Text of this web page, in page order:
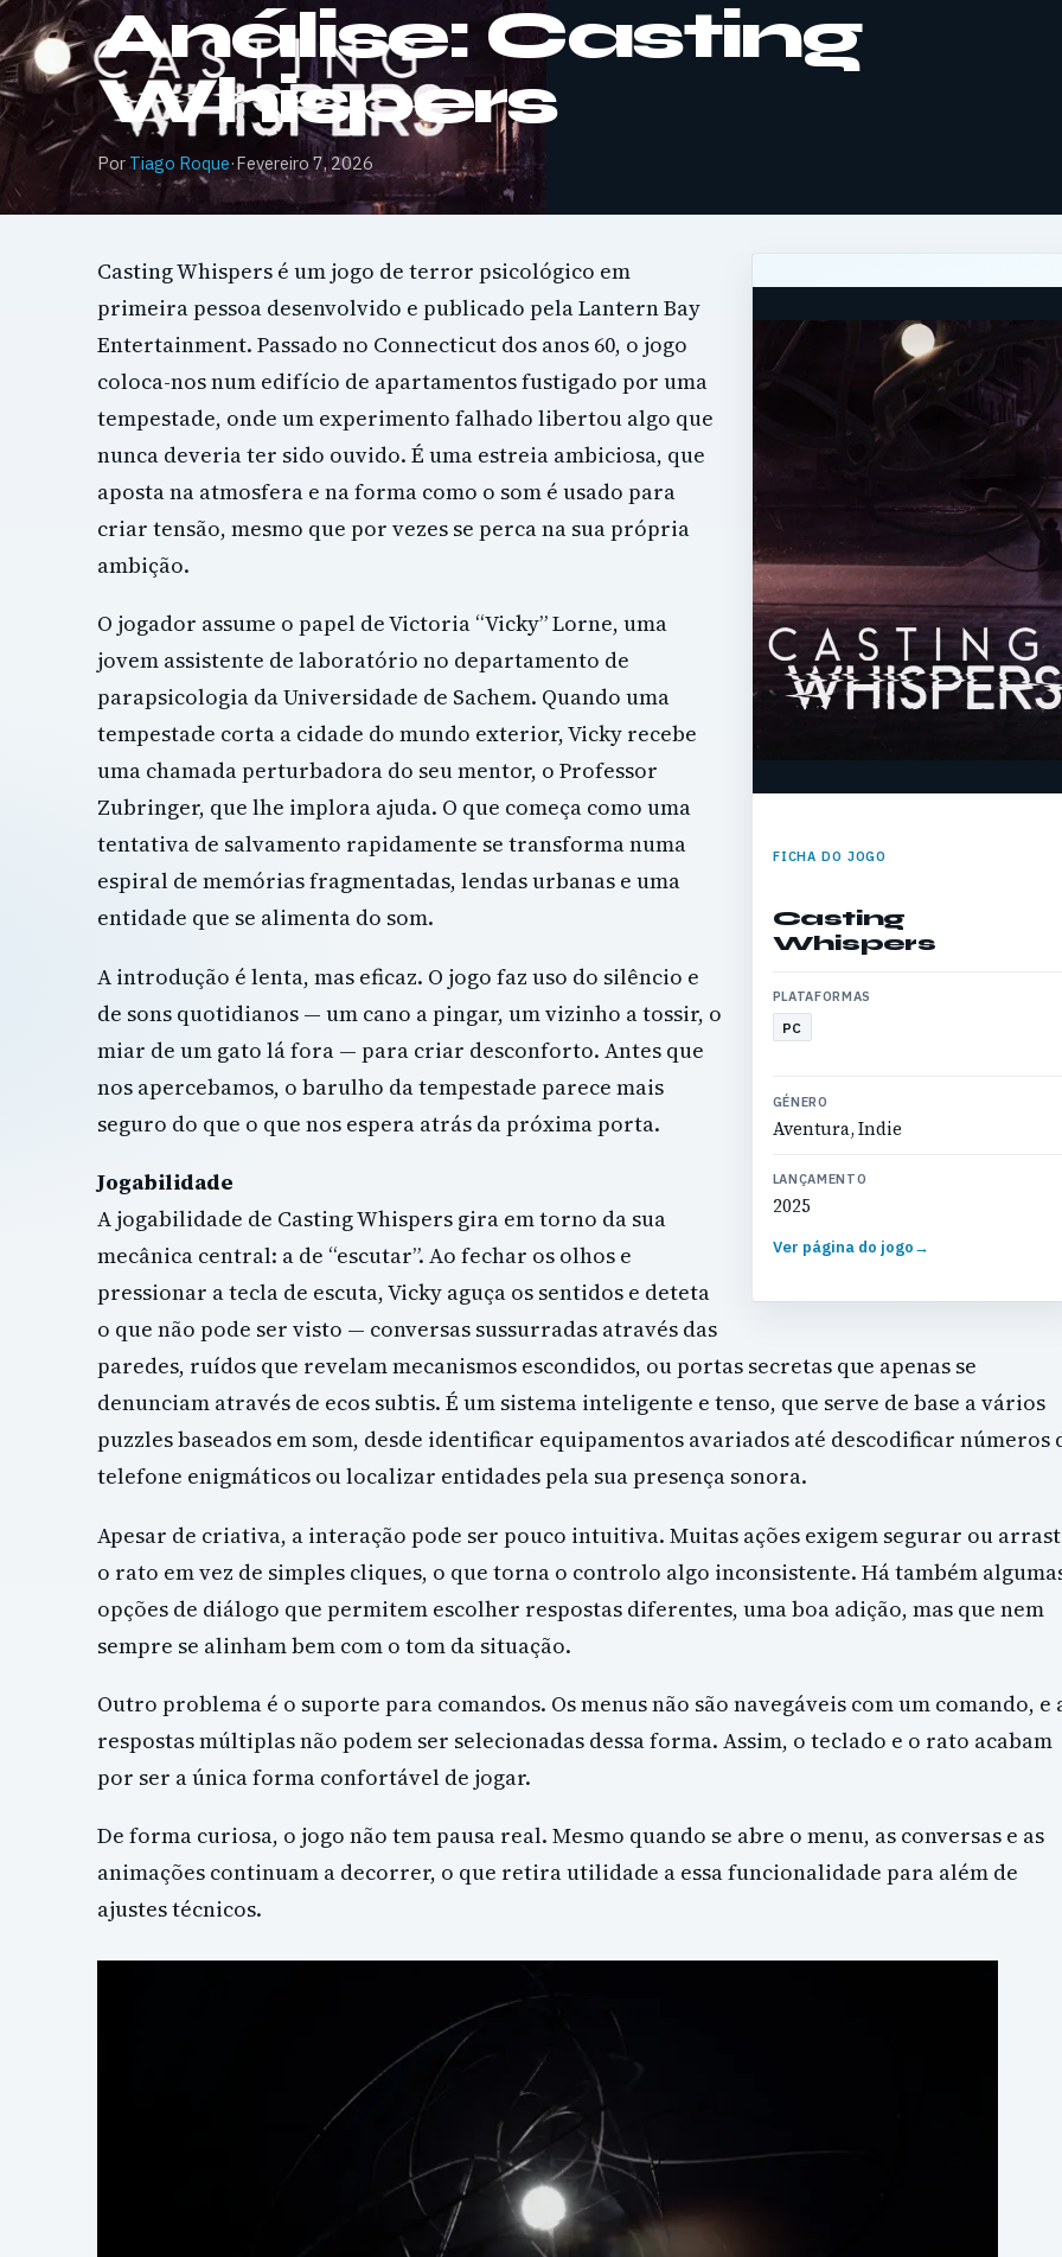
Análise: Casting
Whispers
Por Tiago Roque·Fevereiro 7, 2026
FICHA DO JOGO
Casting
Whispers
PLATAFORMAS
PC
GÉNERO
Aventura, Indie
LANÇAMENTO
2025
Ver página do jogo→
Casting Whispers é um jogo de terror psicológico em
primeira pessoa desenvolvido e publicado pela Lantern Bay
Entertainment. Passado no Connecticut dos anos 60, o jogo
coloca-nos num edifício de apartamentos fustigado por uma
tempestade, onde um experimento falhado libertou algo que
nunca deveria ter sido ouvido. É uma estreia ambiciosa, que
aposta na atmosfera e na forma como o som é usado para
criar tensão, mesmo que por vezes se perca na sua própria
ambição.
O jogador assume o papel de Victoria “Vicky” Lorne, uma
jovem assistente de laboratório no departamento de
parapsicologia da Universidade de Sachem. Quando uma
tempestade corta a cidade do mundo exterior, Vicky recebe
uma chamada perturbadora do seu mentor, o Professor
Zubringer, que lhe implora ajuda. O que começa como uma
tentativa de salvamento rapidamente se transforma numa
espiral de memórias fragmentadas, lendas urbanas e uma
entidade que se alimenta do som.
A introdução é lenta, mas eficaz. O jogo faz uso do silêncio e
de sons quotidianos — um cano a pingar, um vizinho a tossir, o
miar de um gato lá fora — para criar desconforto. Antes que
nos apercebamos, o barulho da tempestade parece mais
seguro do que o que nos espera atrás da próxima porta.
Jogabilidade
A jogabilidade de Casting Whispers gira em torno da sua
mecânica central: a de “escutar”. Ao fechar os olhos e
pressionar a tecla de escuta, Vicky aguça os sentidos e deteta
o que não pode ser visto — conversas sussurradas através das
paredes, ruídos que revelam mecanismos escondidos, ou portas secretas que apenas se
denunciam através de ecos subtis. É um sistema inteligente e tenso, que serve de base a vários
puzzles baseados em som, desde identificar equipamentos avariados até descodificar números
telefone enigmáticos ou localizar entidades pela sua presença sonora.
Apesar de criativa, a interação pode ser pouco intuitiva. Muitas ações exigem segurar ou
o rato em vez de simples cliques, o que torna o controlo algo inconsistente. Há também
opções de diálogo que permitem escolher respostas diferentes, uma boa adição, mas que nem
sempre se alinham bem com o tom da situação.
Outro problema é o suporte para comandos. Os menus não são navegáveis com um comando, e
respostas múltiplas não podem ser selecionadas dessa forma. Assim, o teclado e o rato acabam
por ser a única forma confortável de jogar.
De forma curiosa, o jogo não tem pausa real. Mesmo quando se abre o menu, as conversas e as
animações continuam a decorrer, o que retira utilidade a essa funcionalidade para além de
ajustes técnicos.